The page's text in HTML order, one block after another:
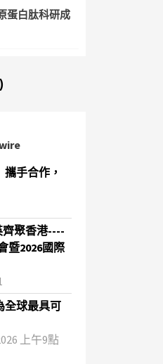
蛋白肽科研成
手合作，
齊聚香港----
暨2026國際
全球最具可
上午9點